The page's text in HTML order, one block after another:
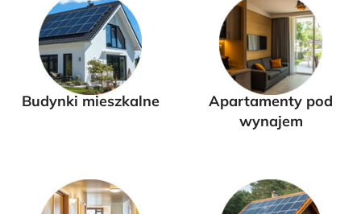
Budynki mieszkalne
Apartamenty pod
wynajem